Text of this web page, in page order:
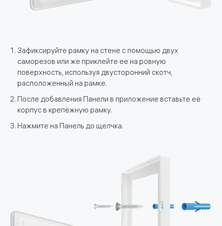
Зафиксируйте рамку на стене с помощью двух
саморезов или же приклейте ее на ровную
поверхность, используя двусторонний скотч,
расположенный на рамке.
После добавления Панели в приложение вставьте её
корпус в крепёжную рамку.
Нажмите на Панель до щелчка.